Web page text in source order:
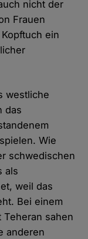
nicht der
Frauen
ein
westliche
das
Wie
schwedischen
als
weil das
Bei einem
sahen
anderen